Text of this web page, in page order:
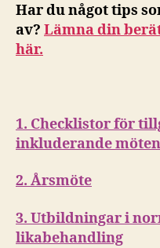
Har du något tips
av? Lämna din
här.
1. Checklistor för
inkluderande möten
2. Årsmöte
3. Utbildningar i
likabehandling